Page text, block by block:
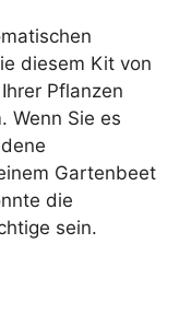
diesem Kit von
Pflanzen
Wenn Sie es
Gartenbeet
die
sein.